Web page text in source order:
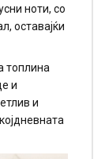
ноти, со
оставајќи
топлина
и
и